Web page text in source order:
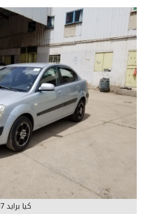
كيا برايد 2007